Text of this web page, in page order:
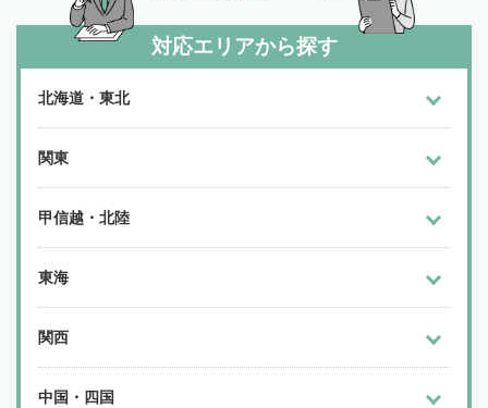
対応エリアから探す
北海道・東北
関東
甲信越・北陸
東海
関西
中国・四国